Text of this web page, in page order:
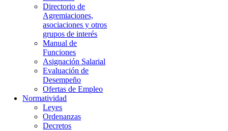
Directorio de
Agremiaciones,
asociaciones y otros
grupos de interés
Manual de
Funciones
Asignación Salarial
Evaluación de
Desempeño
Ofertas de Empleo
Normatividad
Leyes
Ordenanzas
Decretos